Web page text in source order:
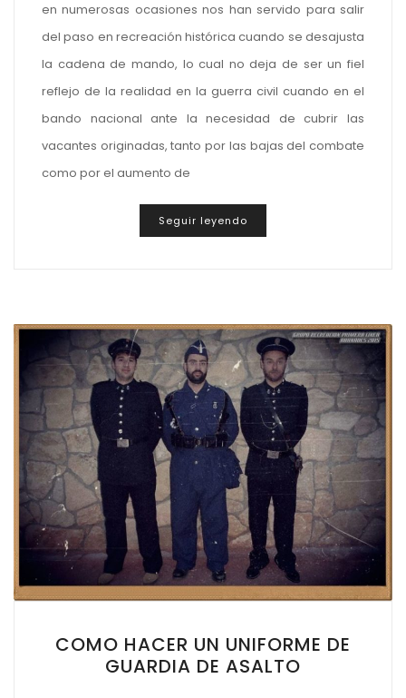
en numerosas ocasiones nos han servido para salir
del paso en recreación histórica cuando se desajusta
la cadena de mando, lo cual no deja de ser un fiel
reflejo de la realidad en la guerra civil cuando en el
bando nacional ante la necesidad de cubrir las
vacantes originadas, tanto por las bajas del combate
como por el aumento de
Seguir leyendo
COMO HACER UN UNIFORME DE
GUARDIA DE ASALTO